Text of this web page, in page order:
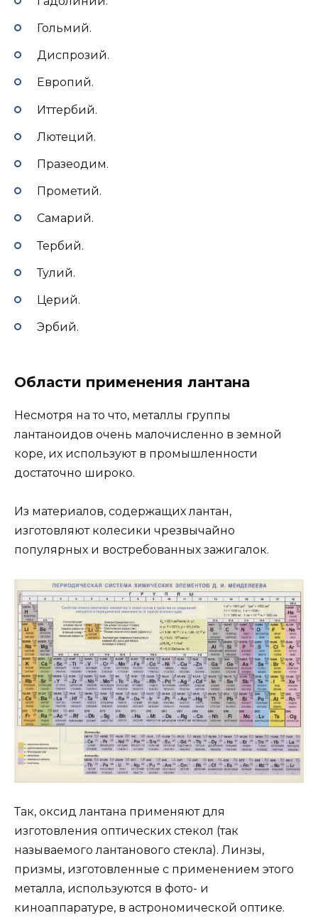
Гольмий.
Диспрозий.
Европий.
Иттербий.
Лютеций.
Празеодим.
Прометий.
Самарий.
Тербий.
Тулий.
Церий.
Эрбий.
Области применения лантана
Несмотря на то что, металлы группы
лантаноидов очень малочисленно в земной
коре, их используют в промышленности
достаточно широко.
Из материалов, содержащих лантан,
изготовляют колесики чрезвычайно
популярных и востребованных зажигалок.
Так, оксид лантана применяют для
изготовления оптических стекол (так
называемого лантанового стекла). Линзы,
призмы, изготовленные с применением этого
металла, используются в фото- и
киноаппаратуре, в астрономической оптике.